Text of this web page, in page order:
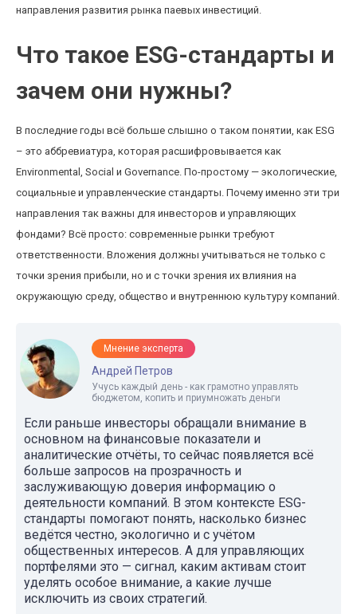
направления развития рынка паевых инвестиций.
Что такое ESG-стандарты и
зачем они нужны?
В последние годы всё больше слышно о таком понятии, как ESG
– это аббревиатура, которая расшифровывается как
Environmental, Social и Governance. По-простому — экологические,
социальные и управленческие стандарты. Почему именно эти три
направления так важны для инвесторов и управляющих
фондами? Всё просто: современные рынки требуют
ответственности. Вложения должны учитываться не только с
точки зрения прибыли, но и с точки зрения их влияния на
окружающую среду, общество и внутреннюю культуру компаний.
Мнение эксперта
Андрей Петров
Учусь каждый день - как грамотно управлять
бюджетом, копить и приумножать деньги
Если раньше инвесторы обращали внимание в
основном на финансовые показатели и
аналитические отчёты, то сейчас появляется всё
больше запросов на прозрачность и
заслуживающую доверия информацию о
деятельности компаний. В этом контексте ESG-
стандарты помогают понять, насколько бизнес
ведётся честно, экологично и с учётом
общественных интересов. А для управляющих
портфелями это — сигнал, каким активам стоит
уделять особое внимание, а какие лучше
исключить из своих стратегий.